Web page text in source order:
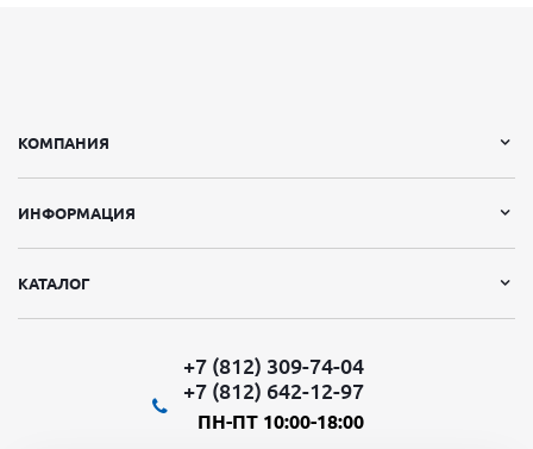
КОМПАНИЯ
ИНФОРМАЦИЯ
КАТАЛОГ
+7 (812) 309-74-04
+7 (812) 642-12-97
ПН-ПТ 10:00-18:00